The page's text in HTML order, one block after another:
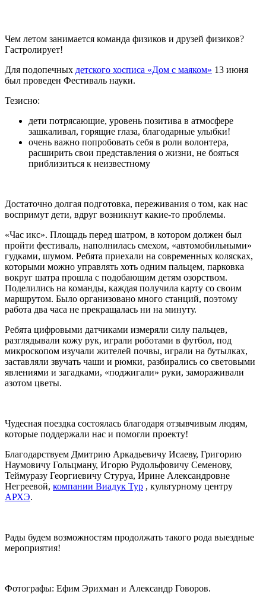
Чем летом занимается команда физиков и друзей физиков?
Гастролирует!
Для подопечных детского хосписа «Дом с маяком» 13 июня
был проведен Фестиваль науки.
Тезисно:
дети потрясающие, уровень позитива в атмосфере
зашкаливал, горящие глаза, благодарные улыбки!
очень важно попробовать себя в роли волонтера,
расширить свои представления о жизни, не бояться
приблизиться к неизвестному
Достаточно долгая подготовка, переживания о том, как нас
воспримут дети, вдруг возникнут какие-то проблемы.
«Час икс». Площадь перед шатром, в котором должен был
пройти фестиваль, наполнилась смехом, «автомобильными»
гудками, шумом. Ребята приехали на современных колясках,
которыми можно управлять хоть одним пальцем, парковка
вокруг шатра прошла с подобающим детям озорством.
Поделились на команды, каждая получила карту со своим
маршрутом. Было организовано много станций, поэтому
работа два часа не прекращалась ни на минуту.
Ребята цифровыми датчиками измеряли силу пальцев,
разглядывали кожу рук, играли роботами в футбол, под
микроскопом изучали жителей почвы, играли на бутылках,
заставляли звучать чаши и рюмки, разбирались со световыми
явлениями и загадками, «поджигали» руки, замораживали
азотом цветы.
Чудесная поездка состоялась благодаря отзывчивым людям,
которые поддержали нас и помогли проекту!
Благодарствуем Дмитрию Аркадьевичу Исаеву, Григорию
Наумовичу Гольцману, Игорю Рудольфовичу Семенову,
Теймуразу Георгиевичу Стуруа, Ирине Александровне
Негреевой, компании Виадук Тур , культурному центру
АРХЭ.
Рады будем возможностям продолжать такого рода выездные
мероприятия!
Фотографы: Ефим Эрихман и Александр Говоров.